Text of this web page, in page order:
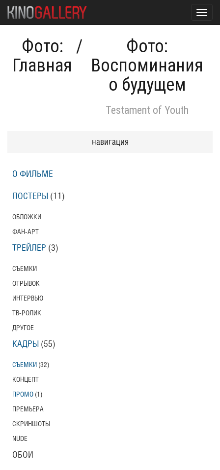
Фото:
Главная
/
Фото:
Воспоминания
о будущем
Testament of Youth
навигация
О ФИЛЬМЕ
ПОСТЕРЫ (11)
ОБЛОЖКИ
ФАН-АРТ
ТРЕЙЛЕР (3)
СЪЕМКИ
ОТРЫВОК
ИНТЕРВЬЮ
ТВ-РОЛИК
ДРУГОЕ
КАДРЫ (55)
СЪЕМКИ (32)
КОНЦЕПТ
ПРОМО (1)
ПРЕМЬЕРА
СКРИНШОТЫ
NUDE
ОБОИ